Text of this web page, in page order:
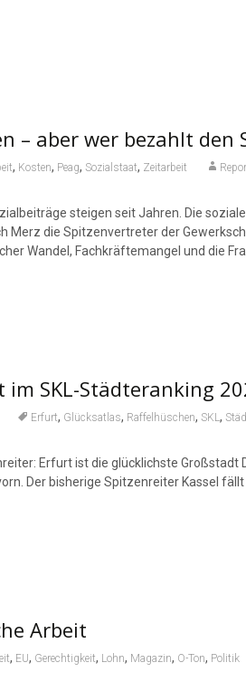
– aber wer bezahlt den
, Kosten, Peag, Sozialstaat, Zeitarbeit
steigen seit Jahren. Die
Merz die Spitzenvertreter der
Wandel, Fachkräftemangel und die
SKL-Städteranking
Erfurt, Glücksatlas, Raffelhüschen, SKL,
Erfurt ist die glücklichste Großstadt
Der bisherige Spitzenreiter Kassel
Arbeit
, EU, Gerechtigkeit, Lohn, Magazin, O-Ton, Politik